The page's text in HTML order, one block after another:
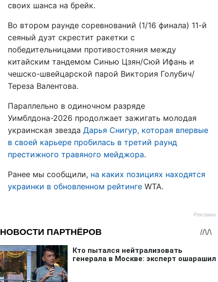
своих шанса на брейк.
Во втором раунде соревнований (1/16 финала) 11-й
сеяный дуэт скрестит ракетки с
победительницами противостояния между
китайским тандемом Синью Цзян/Сюй Ифань и
чешско-швейцарской парой Виктория Голубич/
Тереза Валентова.
Параллельно в одиночном разряде
Уимблдона-2026 продолжает зажигать молодая
украинская звезда Дарья Снигур, которая впервые
в своей карьере пробилась в третий раунд
престижного травяного мейджора.
Ранее мы сообщили, на каких позициях находятся
украинки в обновленном рейтинге WTA.